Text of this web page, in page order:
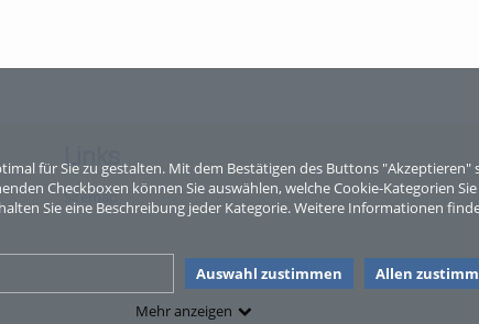
für Sie zu gestalten. Mit dem Bestätigen des Buttons "Akzeptieren"
Checkboxen können Sie auswählen, welche Cookie-Kategorien
Sie eine Beschreibung jeder Kategorie. Weitere Informationen
Auswahl zustimmen
Allen
Mehr anzeigen
Links
Sitemap